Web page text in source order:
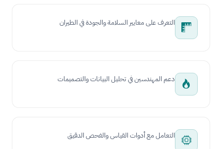
التعرف على معايير السلامة والجودة في الطيران
دعم المهندسين في تحليل البيانات والتصميمات
التعامل مع أدوات القياس والفحص الدقيق